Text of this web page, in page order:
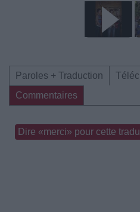
Paroles + Traduction
Commentaires
Dire «merci» pour cette